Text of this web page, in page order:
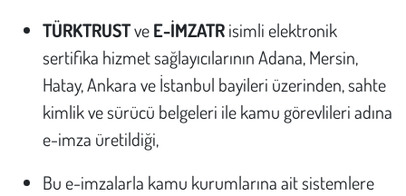
TÜRKTRUSTveE-İMZATRisimli elektronik
sertifika hizmet sağlayıcılarının Adana, Mersin,
Hatay, Ankara ve İstanbul bayileri üzerinden, sahte
kimlik ve sürücü belgeleri ile kamu görevlileri adına
e-imza üretildiği,
Bu e-imzalarla kamu kurumlarına ait sistemlere